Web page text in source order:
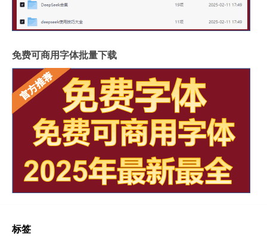
免费可商用字体批量下载
标签